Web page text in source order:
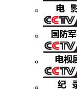
CCTV.节目官网